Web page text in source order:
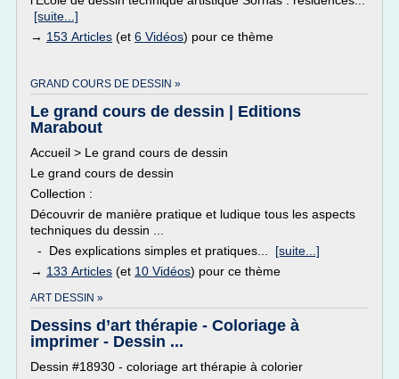
[suite...]
→ 153 Articles (et 6 Vidéos) pour ce thème
GRAND COURS DE DESSIN »
Le grand cours de dessin | Editions
Marabout
Accueil > Le grand cours de dessin
Le grand cours de dessin
Collection :
Découvrir de manière pratique et ludique tous les aspects
techniques du dessin ...
- Des explications simples et pratiques... [suite...]
→ 133 Articles (et 10 Vidéos) pour ce thème
ART DESSIN »
Dessins d’art thérapie - Coloriage à
imprimer - Dessin ...
Dessin #18930 - coloriage art thérapie à colorier